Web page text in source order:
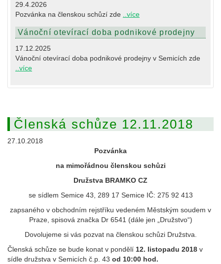
29.4.2026
Pozvánka na členskou schůzí zde
..více
Vánoční otevírací doba podnikové prodejny
17.12.2025
Vánoční otevírací doba podnikové prodejny v Semicích zde
..více
Členská schůze 12.11.2018
27.10.2018
Pozvánka
na mimořádnou členskou schůzi
Družstva BRAMKO CZ
se sídlem Semice 43, 289 17 Semice IČ: 275 92 413
zapsaného v obchodním rejstříku vedeném Městským soudem v
Praze, spisová značka Dr 6541 (dále jen „Družstvo“)
Dovolujeme si vás pozvat na členskou schůzi Družstva.
Členská schůze se bude konat v pondělí 12. listopadu 2018 v
sídle družstva v Semicích č.p. 43 od 10:00 hod.